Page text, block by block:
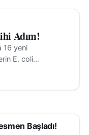
Adım!
16 yeni
E. coli
tehdit
Başladı!